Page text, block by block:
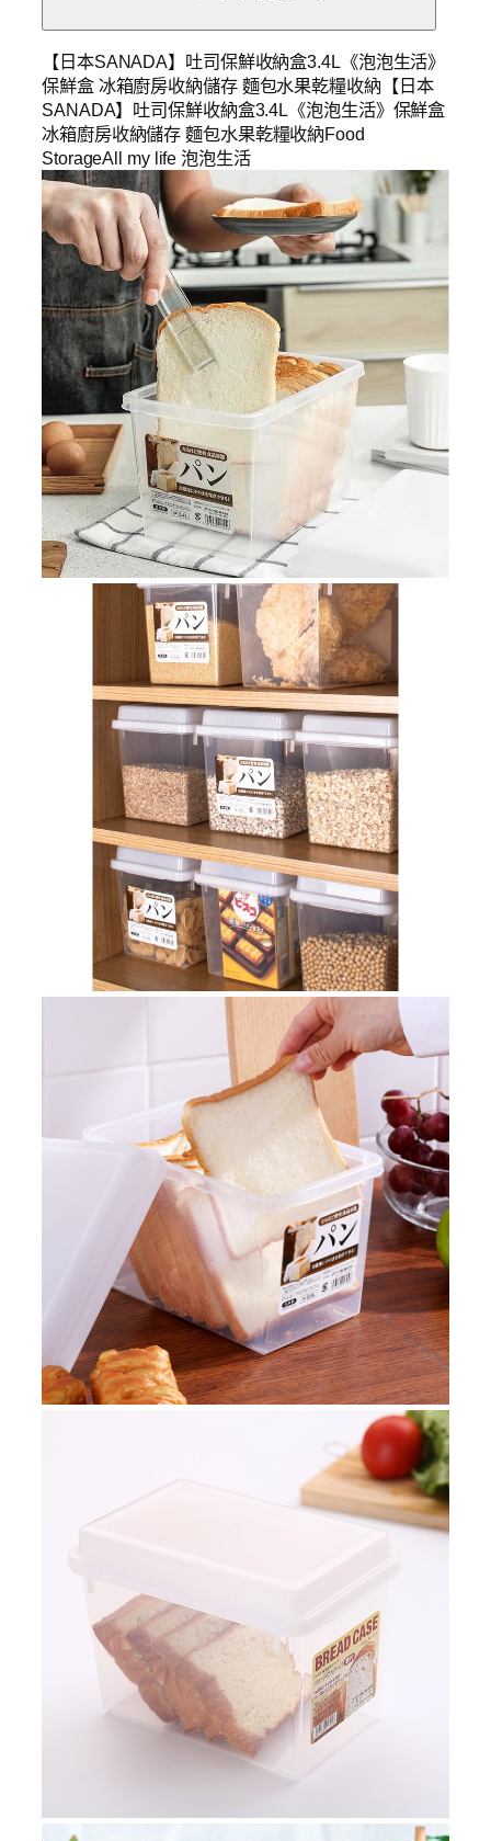
【日本SANADA】吐司保鮮收納盒3.4L《泡泡生活》
保鮮盒 冰箱廚房收納儲存 麵包水果乾糧收納【日本
SANADA】吐司保鮮收納盒3.4L《泡泡生活》保鮮盒
冰箱廚房收納儲存 麵包水果乾糧收納Food
StorageAll my life 泡泡生活